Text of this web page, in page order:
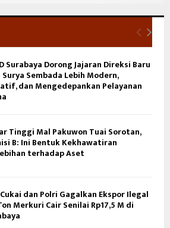
Surabaya Dorong Jajaran Direksi Baru
Surya Sembada Lebih Modern,
dan Mengedepankan Pelayanan
Tinggi Mal Pakuwon Tuai Sorotan,
B: Ini Bentuk Kekhawatiran
terhadap Aset
dan Polri Gagalkan Ekspor Ilegal
Merkuri Cair Senilai Rp17,5 M di